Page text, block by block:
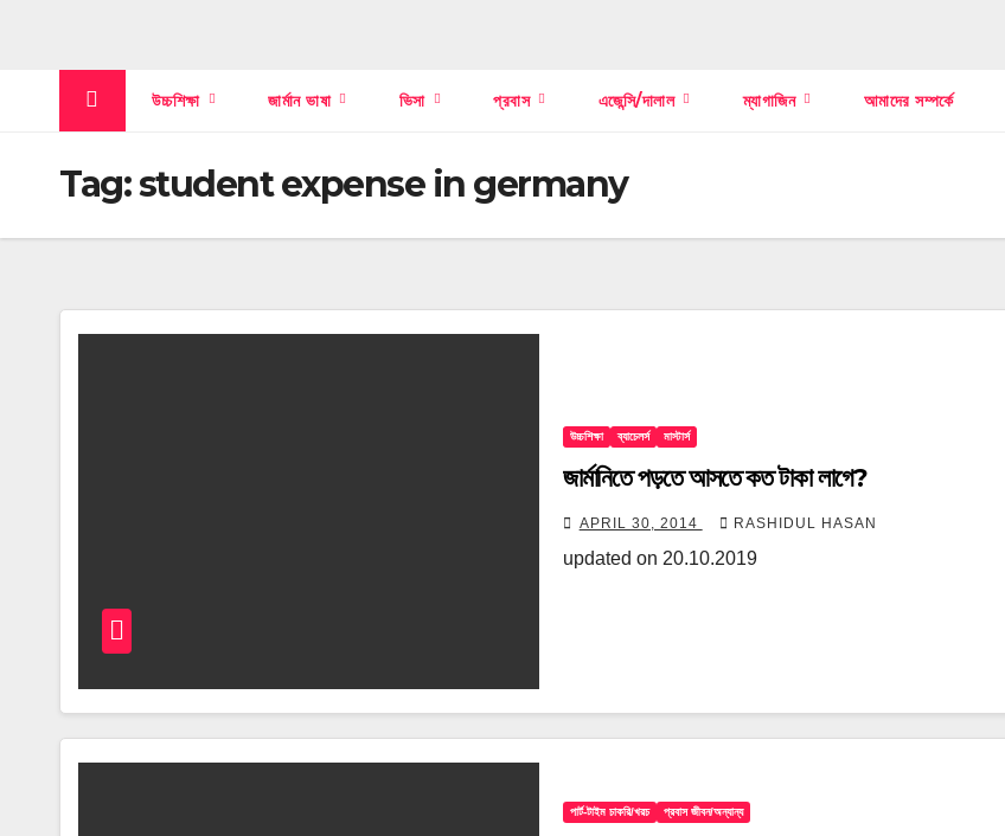
উচ্চশিক্ষা জার্মান ভাষা ভিসা প্রবাস এজেন্সি/দালাল ম্যাগাজিন আমাদের সম্পর্কে
Tag:student expense in germany
উচ্চশিক্ষা ব্যাচেলর্স মাস্টার্স
জার্মানিতে পড়তে আসতে কত টাকা লাগে?
APRIL 30, 2014 RASHIDUL HASAN
updated on 20.10.2019
পার্ট-টাইম চাকরি/খরচ প্রবাস জীবন/অন্যান্য